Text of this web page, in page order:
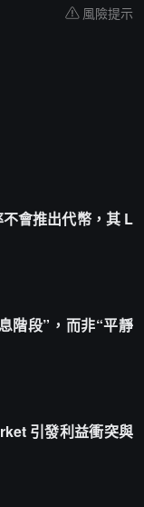
風險提示
會推出代幣，其 L
階段”，而非“平靜
引發利益衝突與